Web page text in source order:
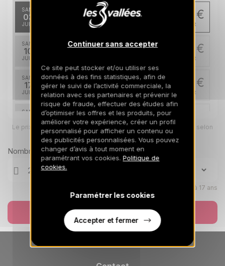
SAM.
03
JUIL.
4600 €
/hébergement
SAM.
10
JUIL.
6650 €
/hébergement
Retour le
SAM.
17
JUIL.
6650 €
/hébergement
Retour le
24/07/2027
SAM.
JUIL.
6650 €
/hébergement
Retour le
31/07/2027
31
Retour le
07/08/2027
SAM. 6650 €
14/08/2027
14
AOÛT
6650 €
/hébergement
21/08/2027
Le prix total pour votre sélection sera ajusté en page suivante selon
vos options
Nombre de voyageurs
Enfants âgés de 0 à 17 ans
Réserver
Continuer sans accepter
Ce site peut stocker et/ou utiliser ses
données à des fins statistiques, afin de
gérer le suivi de l’activité commerciale, la
relation avec ses partenaires et prévenir le
risque de fraude, effectuer des études afin
d’optimiser les offres et les produits, pour
améliorer votre expérience, créer un profil
personnalisé pour afficher un contenu ou
des publicités personnalisées. Vous pouvez
changer d’avis à tout moment en
paramétrant vos cookies. Politique de
cookies.
Paramétrer les cookies
Accepter et fermer